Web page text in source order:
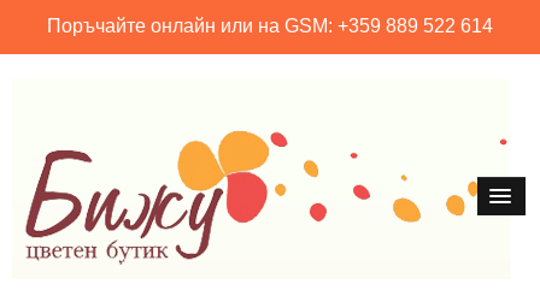
Поръчайте онлайн или на GSM: +359 889 522 614